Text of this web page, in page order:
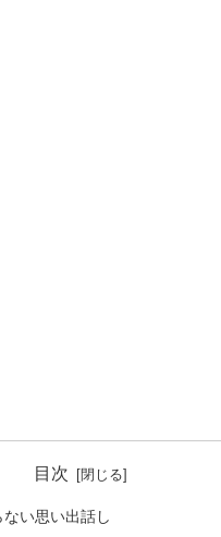
目次
ない思い出話し